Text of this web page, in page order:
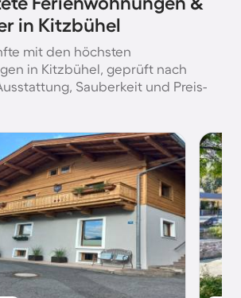
in Kitzbühel
mit den höchsten
in Kitzbühel, geprüft nach
Sauberkeit und Preis-